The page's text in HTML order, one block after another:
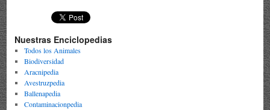
Nuestras Enciclopedias
Todos los Animales
Biodiversidad
Aracnipedia
Avestruzpedia
Ballenapedia
Contaminacionpedia